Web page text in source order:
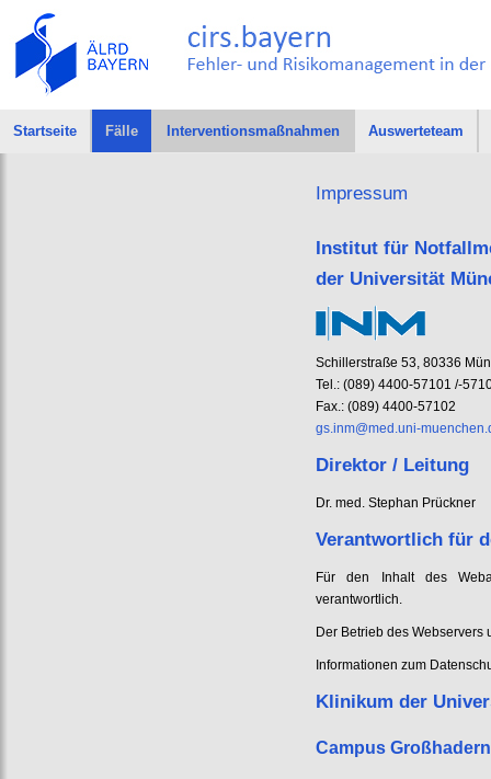
Startseite Fälle Interventionsmaßnahmen Auswerteteam
Impressum
Institut für
der Universität
Schillerstraße 53, 80336
Tel.: (089) 4400-57101 /-
Fax.: (089) 4400-57102
gs.inm@med.uni-
Direktor / Leitung
Dr. med. Stephan Prückner
Verantwortlich für
Für den Inhalt des
verantwortlich.
Der Betrieb des
Informationen zum
Klinikum der
Campus Großhadern